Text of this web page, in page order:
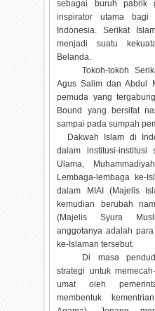
sebagai buruh pabrik
inspirator utama bagi
Indonesia. Serikat
menjadi suatu
Belanda.
Tokoh-tokoh
Agus Salim dan Abdul
pemuda yang
Bound yang bersifat
sampai pada sumpah
Dakwah Islam di
dalam institusi-institusi
Ulama,
Lembaga-lembaga ke-
dalam MIAI (Majelis
kemudian berubah
(Majelis Syura
anggotanya adalah
ke-Islaman tersebut.
Di masa
strategi untuk
umat oleh
membentuk